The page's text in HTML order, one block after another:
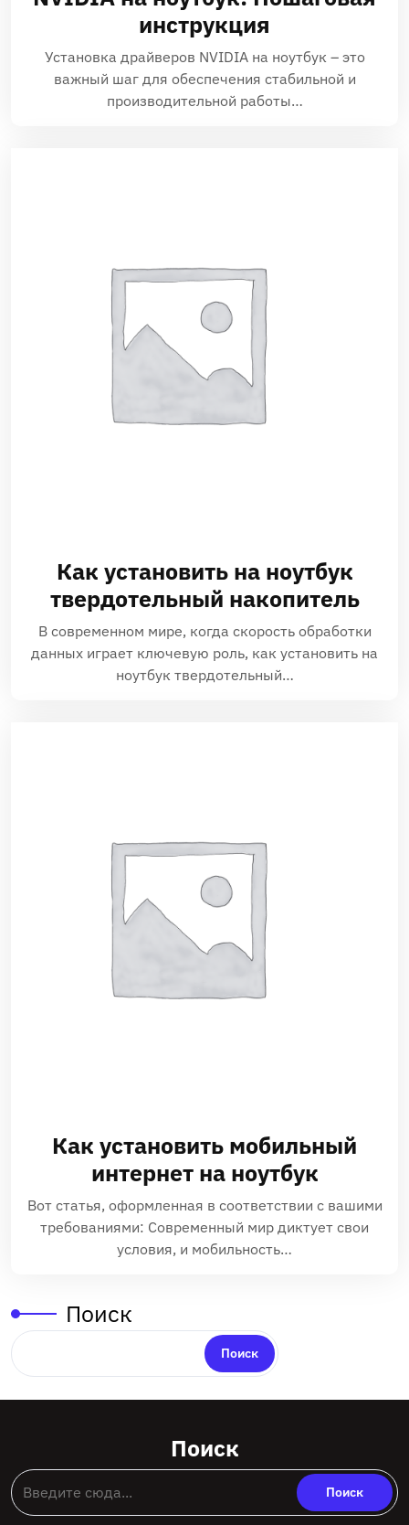
инструкция
Установка драйверов NVIDIA на ноутбук – это
важный шаг для обеспечения стабильной и
производительной работы…
Как установить на ноутбук
твердотельный накопитель
В современном мире‚ когда скорость обработки
данных играет ключевую роль‚ как установить на
ноутбук твердотельный…
Как установить мобильный
интернет на ноутбук
Вот статья, оформленная в соответствии с вашими
требованиями: Современный мир диктует свои
условия, и мобильность…
Поиск
Поиск
Поиск